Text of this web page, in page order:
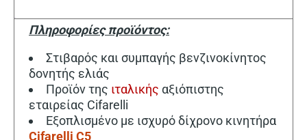
Πληροφορίες προϊόντος:
Στιβαρός και συμπαγής βενζινοκίνητος
δονητής ελιάς
Προϊόν της ιταλικής αξιόπιστης
εταιρείας Cifarelli
Εξοπλισμένο με ισχυρό δίχρονο κινητήρα
Cifarelli C5